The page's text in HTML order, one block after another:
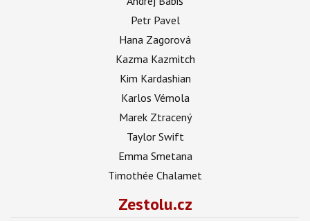
Petr Pavel
Hana Zagorová
Kazma Kazmitch
Kim Kardashian
Karlos Vémola
Marek Ztracený
Taylor Swift
Emma Smetana
Timothée Chalamet
Zestolu.cz